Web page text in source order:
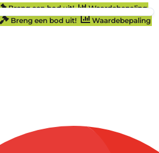
Breng een bod uit!
Waardebepaling
Breng een bod uit! Waardebepaling